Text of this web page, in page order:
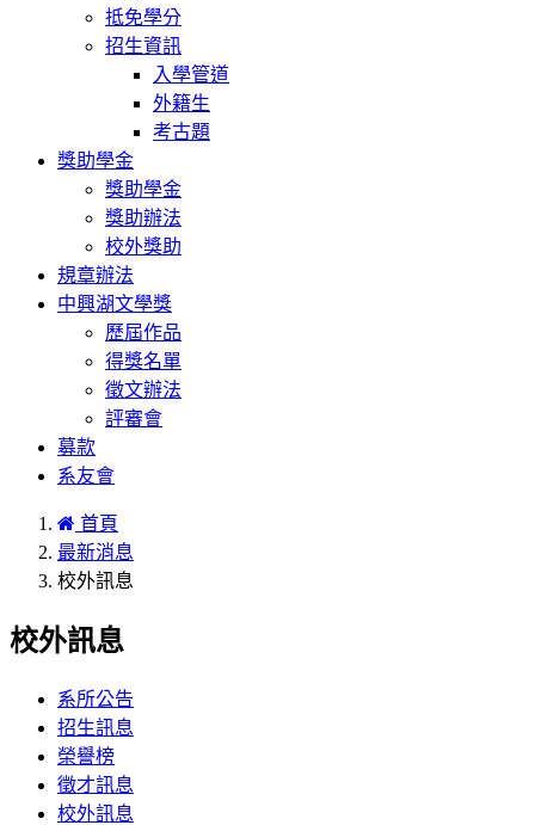
抵免學分
招生資訊
入學管道
外籍生
考古題
獎助學金
獎助學金
獎助辦法
校外獎助
規章辦法
中興湖文學獎
歷屆作品
得獎名單
徵文辦法
評審會
募款
系友會
首頁
最新消息
校外訊息
校外訊息
系所公告
招生訊息
榮譽榜
徵才訊息
校外訊息